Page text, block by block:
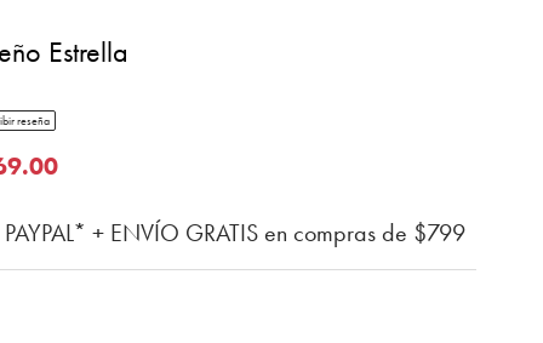
Estrella
cliente
rating
reseña
de
+ ENVÍO GRATIS en compras de $799